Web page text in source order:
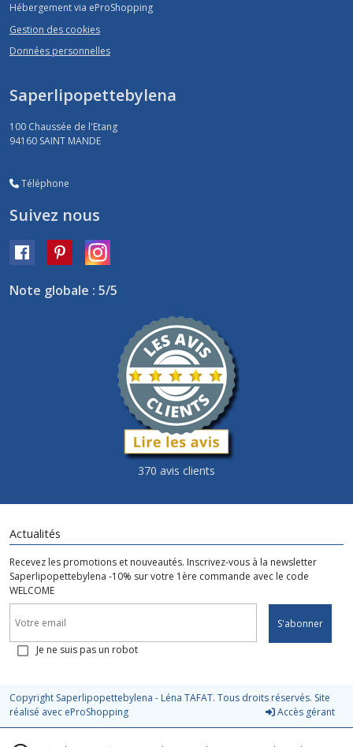
Hébergement via eProShopping
Gestion des cookies
Données personnelles
Saperlipopettebylena
100 Chaussée de l'Etang
94160 SAINT MANDE
Téléphone
Suivez nous
Note globale : 5/5
370 avis clients
Actualités
Recevez les promotions et nouveautés. Inscrivez-vous à la newsletter
Saperlipopettebylena -10% sur votre 1ère commande avec le code
WELCOME
S'abonner
Je ne suis pas un robot
Copyright Saperlipopettebylena - Léna TAFAT. Tous droits réservés. Site
réalisé avec eProShopping Accès gérant